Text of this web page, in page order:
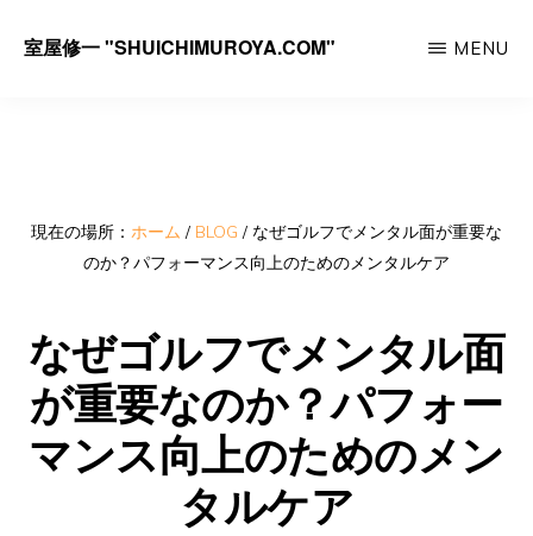
室屋修一 "SHUICHIMUROYA.COM"
ー
屋
修
一
の
MENU
現在の場所： ホーム / BLOG / なぜゴルフでメンタル面が重要な
のか？パフォーマンス向上のためのメンタルケア
なぜゴルフでメンタル面
が重要なのか？パフォー
マンス向上のためのメン
タルケア